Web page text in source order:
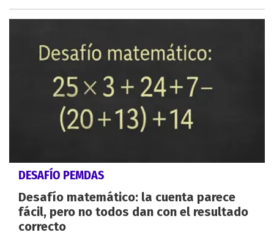
DESAFÍO PEMDAS
Desafío matemático: la cuenta parece
fácil, pero no todos dan con el resultado
correcto